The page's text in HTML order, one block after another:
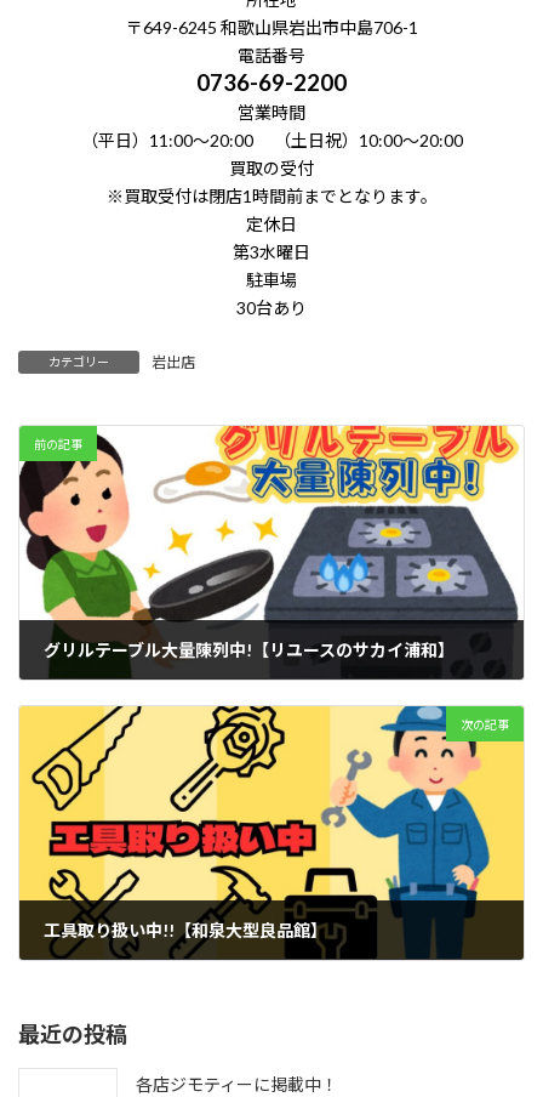
〒649-6245 和歌山県岩出市中島706-1
電話番号
0736-69-2200
営業時間
（平日）11:00～20:00 （土日祝）10:00～20:00
買取の受付
※買取受付は閉店1時間前までとなります。
定休日
第3水曜日
駐車場
30台あり
カテゴリー 岩出店
前の記事
グリルテーブル大量陳列中!【リユースのサカイ浦和】
次の記事
工具取り扱い中!!【和泉大型良品館】
最近の投稿
各店ジモティーに掲載中！